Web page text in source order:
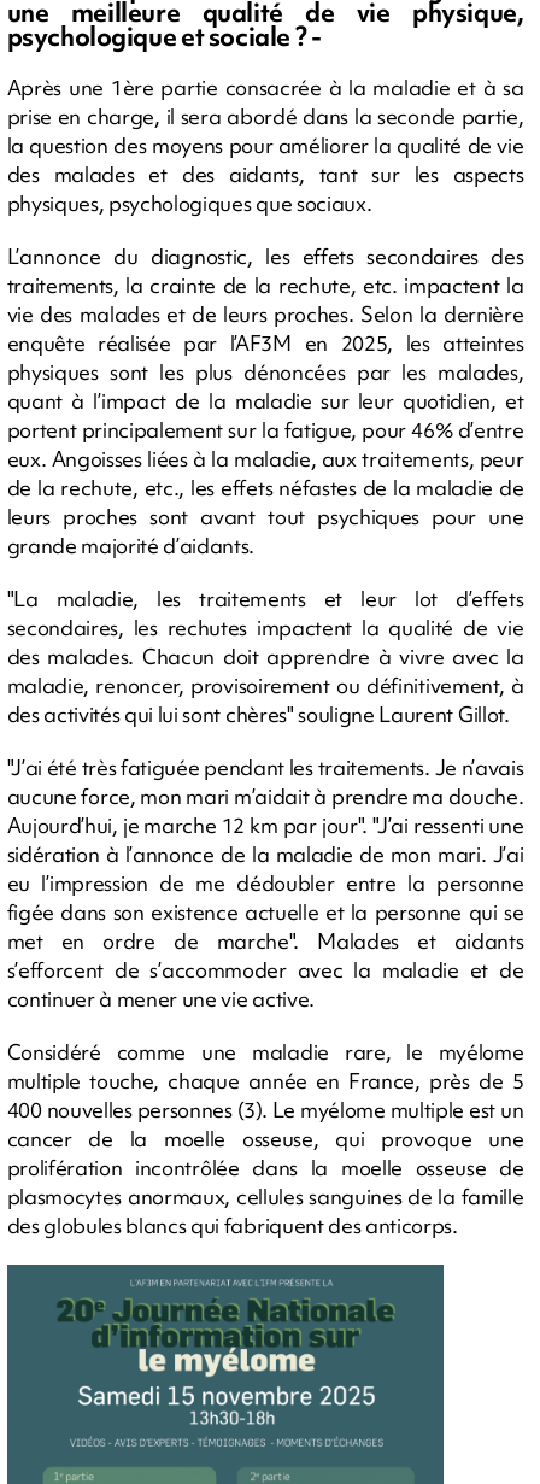
une meilleure qualité de vie physique,
psychologique et sociale ? -
Après une 1ère partie consacrée à la maladie et à sa
prise en charge, il sera abordé dans la seconde partie,
la question des moyens pour améliorer la qualité de vie
des malades et des aidants, tant sur les aspects
physiques, psychologiques que sociaux.
L’annonce du diagnostic, les effets secondaires des
traitements, la crainte de la rechute, etc. impactent la
vie des malades et de leurs proches. Selon la dernière
enquête réalisée par l’AF3M en 2025, les atteintes
physiques sont les plus dénoncées par les malades,
quant à l’impact de la maladie sur leur quotidien, et
portent principalement sur la fatigue, pour 46% d’entre
eux. Angoisses liées à la maladie, aux traitements, peur
de la rechute, etc., les effets néfastes de la maladie de
leurs proches sont avant tout psychiques pour une
grande majorité d’aidants.
"La maladie, les traitements et leur lot d’effets
secondaires, les rechutes impactent la qualité de vie
des malades. Chacun doit apprendre à vivre avec la
maladie, renoncer, provisoirement ou définitivement, à
des activités qui lui sont chères" souligne Laurent Gillot.
"J’ai été très fatiguée pendant les traitements. Je n’avais
aucune force, mon mari m’aidait à prendre ma douche.
Aujourd’hui, je marche 12 km par jour". "J’ai ressenti une
sidération à l’annonce de la maladie de mon mari. J’ai
eu l’impression de me dédoubler entre la personne
figée dans son existence actuelle et la personne qui se
met en ordre de marche". Malades et aidants
s’efforcent de s’accommoder avec la maladie et de
continuer à mener une vie active.
Considéré comme une maladie rare, le myélome
multiple touche, chaque année en France, près de 5
400 nouvelles personnes (3). Le myélome multiple est un
cancer de la moelle osseuse, qui provoque une
prolifération incontrôlée dans la moelle osseuse de
plasmocytes anormaux, cellules sanguines de la famille
des globules blancs qui fabriquent des anticorps.